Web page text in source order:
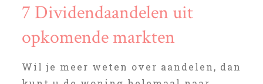
7 Dividendaandelen uit
opkomende markten
Wil je meer weten over aandelen, dan